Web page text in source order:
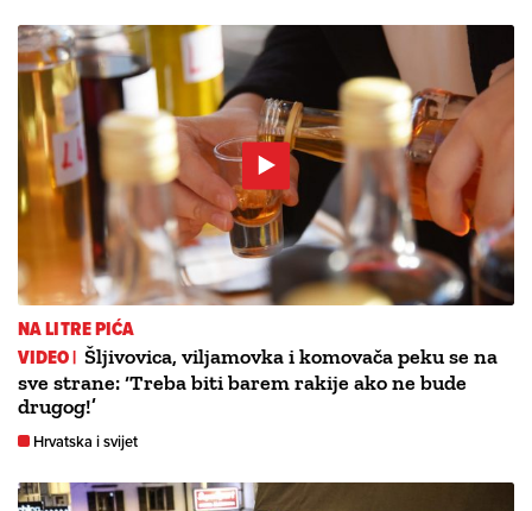
NA LITRE PIĆA
VIDEO | Šljivovica, viljamovka i komovača peku se na
sve strane: ‘Treba biti barem rakije ako ne bude
drugog!’
Hrvatska i svijet